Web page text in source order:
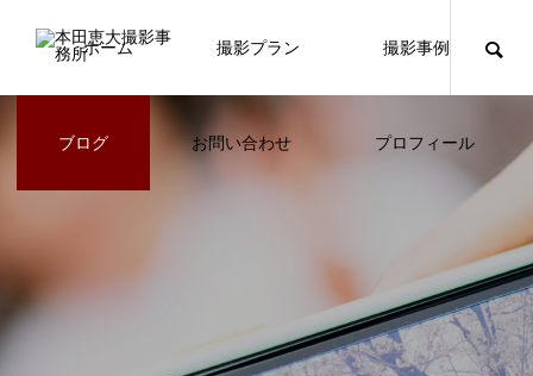
ホーム 撮影プラン 撮影事例
ブログ お問い合わせ プロフィール